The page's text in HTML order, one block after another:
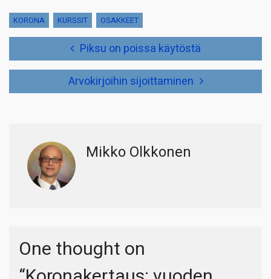
KORONA KURSSIT OSAKKEET
Piksu on poissa käytöstä
Arvokirjoihin sijoittaminen
Mikko Olkkonen
One thought on